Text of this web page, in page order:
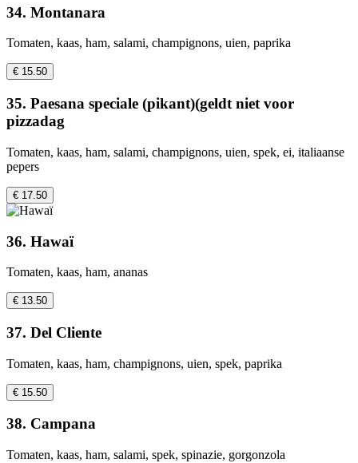
34. Montanara
Tomaten, kaas, ham, salami, champignons, uien, paprika
€ 15.50
35. Paesana speciale (pikant)(geldt niet voor
pizzadag
Tomaten, kaas, ham, salami, champignons, uien, spek, ei, italiaanse
pepers
€ 17.50
36. Hawaï
Tomaten, kaas, ham, ananas
€ 13.50
37. Del Cliente
Tomaten, kaas, ham, champignons, uien, spek, paprika
€ 15.50
38. Campana
Tomaten, kaas, ham, salami, spek, spinazie, gorgonzola